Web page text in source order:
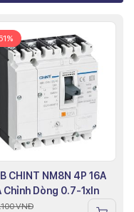
CHINT NM8N 4P 16A
Chỉnh Dòng 0.7-1xIn
VNĐ